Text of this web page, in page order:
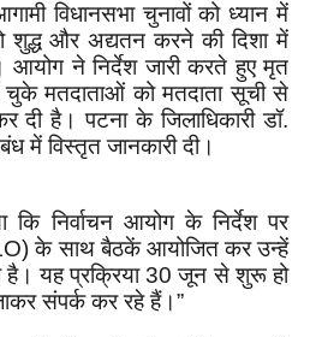
विधानसभा चुनावों को ध्यान में
शुद्ध और अद्यतन करने की दिशा में
ने निर्देश जारी करते हुए मृत
चुके मतदाताओं को मतदाता सूची से
दी है। पटना के जिलाधिकारी डॉ.
में विस्तृत जानकारी दी।
कि निर्वाचन आयोग के निर्देश पर
के साथ बैठकें आयोजित कर उन्हें
है। यह प्रक्रिया 30 जून से शुरू हो
संपर्क कर रहे हैं।”